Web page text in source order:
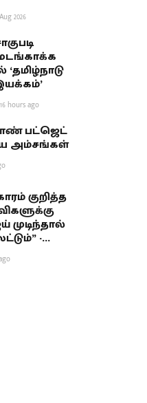
2026
‘தமிழ்நாடு
16 hours ago
பட்ஜெட்
அம்சங்கள்
குறித்த
முடிந்தால்
-